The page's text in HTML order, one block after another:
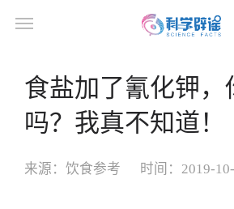
食盐加了氰化钾，
吗？我真不知道！
来源： 饮食参考 时间： 2019-